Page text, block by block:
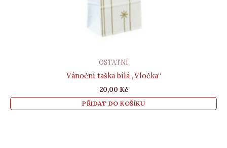
OSTATNÍ
Vánoční taška bílá „Vločka“
20,00 Kč
PŘIDAT DO KOŠÍKU